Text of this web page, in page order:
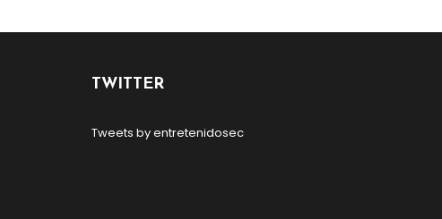
TWITTER
Tweets by entretenidosec